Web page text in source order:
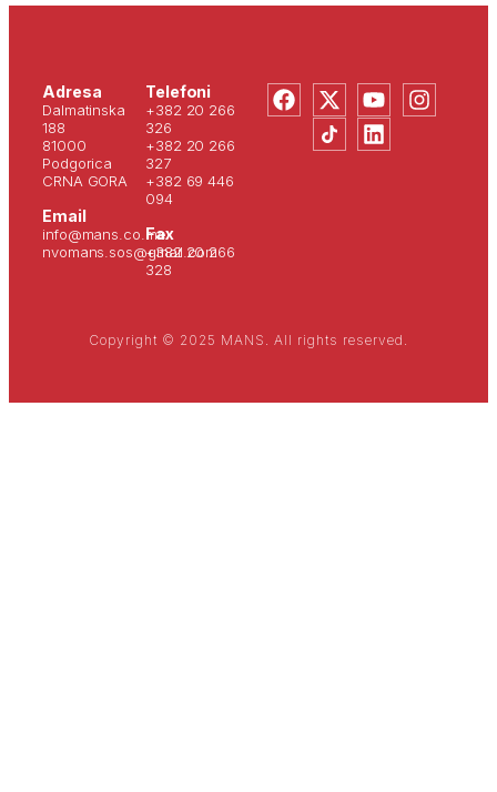
Adresa
Dalmatinska
188
81000
Podgorica
CRNA GORA
Email
info@mans.co.me
nvomans.sos@gmail.com
Telefoni
+382 20 266
326
+382 20 266
327
+382 69 446
094
Fax
+382 20 266
328
Copyright © 2025 MANS. All rights reserved.